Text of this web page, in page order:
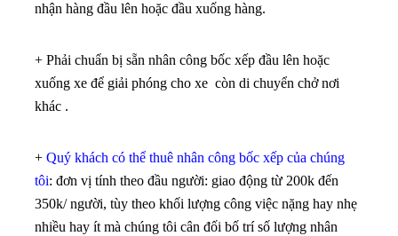
nhận hàng đầu lên hoặc đầu xuống hàng.
+ Phải chuẩn bị sẵn nhân công bốc xếp đầu lên hoặc
xuống xe để giải phóng cho xe còn di chuyển chở nơi
khác .
+ Quý khách có thể thuê nhân công bốc xếp của chúng
tôi: đơn vị tính theo đầu người: giao động từ 200k đến
350k/ người, tùy theo khối lượng công việc nặng hay nhẹ
nhiều hay ít mà chúng tôi cân đối bố trí số lượng nhân